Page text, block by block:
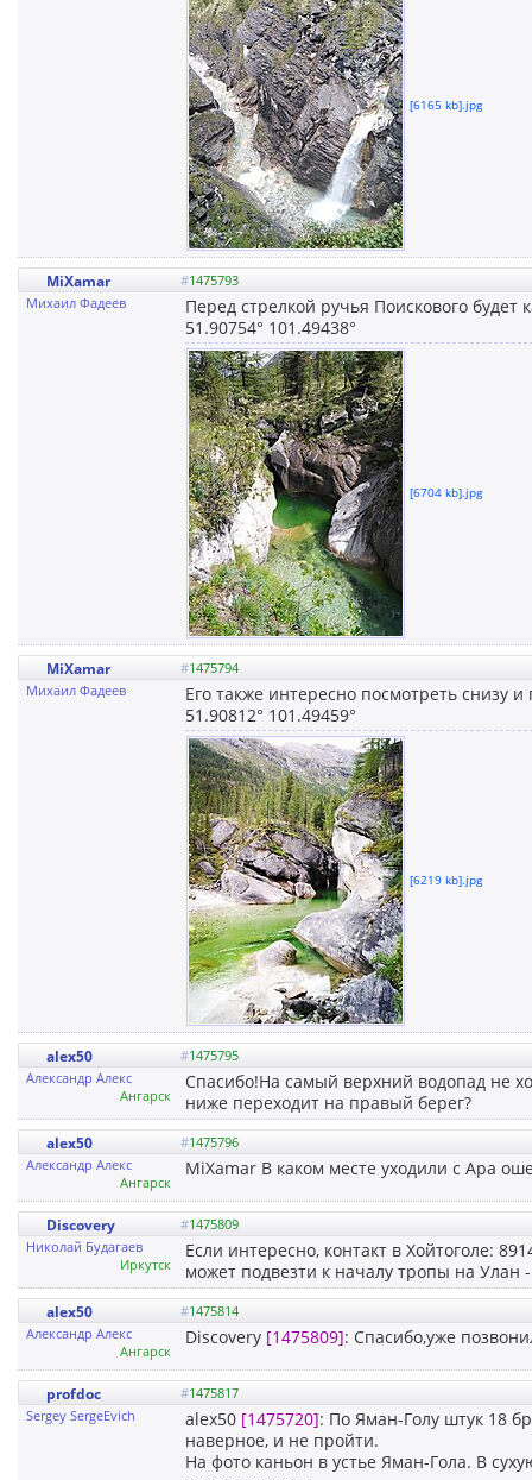
[6165 kb].jpg
MiXamar #1475793
Михаил Фадеев
Перед стрелкой ручья Поискового будет
51.90754° 101.49438°
[6704 kb].jpg
MiXamar #1475794
Михаил Фадеев
Его также интересно посмотреть снизу
51.90812° 101.49459°
[6219 kb].jpg
alex50 #1475795
Александр Алекс
Ангарск
Спасибо!На самый верхний водопад не
ниже переходит на правый берег?
alex50 #1475796
Александр Алекс
Ангарск
MiXamar В каком месте уходили с Ара
Discovery #1475809
Николай Будагаев
Иркутск
Если интересно, контакт в Хойтоголе:
может подвезти к началу тропы на Улан -
alex50 #1475814
Александр Алекс
Ангарск
Discovery [1475809]: Спасибо,уже
profdoc #1475817
Sergey SergeEvich
alex50 [1475720]: По Яман-Голу штук 18
наверное, и не пройти.
На фото каньон в устье Яман-Гола. В